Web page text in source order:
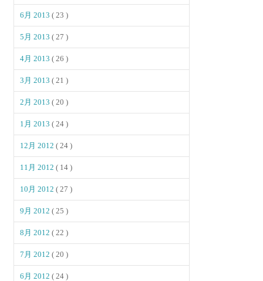
6月 2013( 23 )
5月 2013( 27 )
4月 2013( 26 )
3月 2013( 21 )
2月 2013( 20 )
1月 2013( 24 )
12月 2012( 24 )
11月 2012( 14 )
10月 2012( 27 )
9月 2012( 25 )
8月 2012( 22 )
7月 2012( 20 )
6月 2012( 24 )